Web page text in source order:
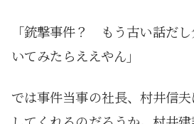
「銃撃事件？ もう古い話だ
いてみたらええやん」
では事件当事の社長、村井信